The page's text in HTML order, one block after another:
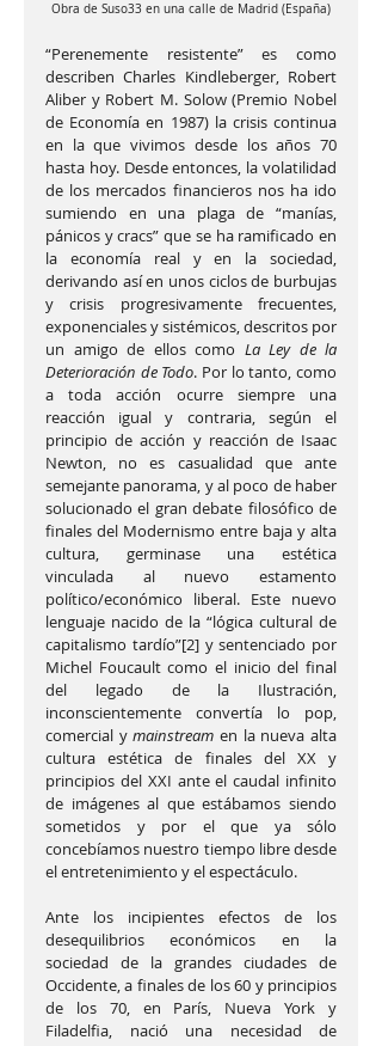
Obra de Suso33 en una calle de Madrid (España)
“Perenemente resistente” es como
describen Charles Kindleberger, Robert
Aliber y Robert M. Solow (Premio Nobel
de Economía en 1987) la crisis continua
en la que vivimos desde los años 70
hasta hoy. Desde entonces, la volatilidad
de los mercados financieros nos ha ido
sumiendo en una plaga de “manías,
pánicos y cracs” que se ha ramificado en
la economía real y en la sociedad,
derivando así en unos ciclos de burbujas
y crisis progresivamente frecuentes,
exponenciales y sistémicos, descritos por
un amigo de ellos como La Ley de la
Deterioración de Todo. Por lo tanto, como
a toda acción ocurre siempre una
reacción igual y contraria, según el
principio de acción y reacción de Isaac
Newton, no es casualidad que ante
semejante panorama, y al poco de haber
solucionado el gran debate filosófico de
finales del Modernismo entre baja y alta
cultura, germinase una estética
vinculada al nuevo estamento
político/económico liberal. Este nuevo
lenguaje nacido de la “lógica cultural de
capitalismo tardío”[2] y sentenciado por
Michel Foucault como el inicio del final
del legado de la Ilustración,
inconscientemente convertía lo pop,
comercial y mainstream en la nueva alta
cultura estética de finales del XX y
principios del XXI ante el caudal infinito
de imágenes al que estábamos siendo
sometidos y por el que ya sólo
concebíamos nuestro tiempo libre desde
el entretenimiento y el espectáculo.
Ante los incipientes efectos de los
desequilibrios económicos en la
sociedad de la grandes ciudades de
Occidente, a finales de los 60 y principios
de los 70, en París, Nueva York y
Filadelfia, nació una necesidad de